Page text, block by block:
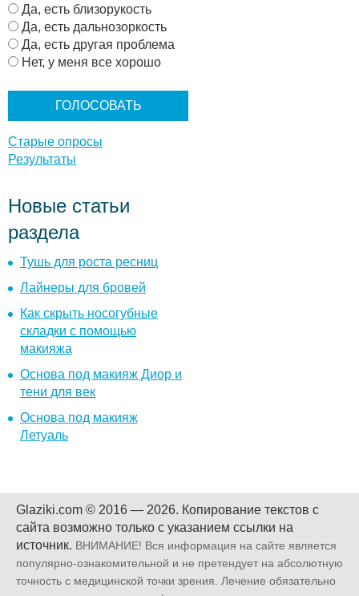
В
а
р
и
Да, есть близорукость
Да, есть дальнозоркость
Да, есть другая проблема
Нет, у меня все хорошо
Старые опросы
Результаты
Новые статьи
раздела
Тушь для роста ресниц
Лайнеры для бровей
Как скрыть носогубные
складки с помощью
макияжа
Основа под макияж Диор и
тени для век
Основа под макияж
Летуаль
Glaziki.com © 2016 — 2026. Копирование текстов с
сайта возможно только с указанием ссылки на
источник. ВНИМАНИЕ! Вся информация на сайте является
популярно-ознакомительной и не претендует на абсолютную
точность с медицинской точки зрения. Лечение обязательно